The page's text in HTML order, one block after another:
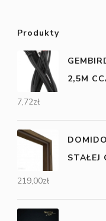
Produkty
2,5M
7,72zł
STAŁEJ
219,00zł